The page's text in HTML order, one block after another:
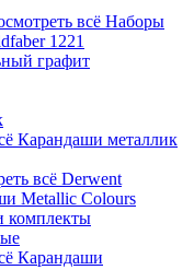
всё Наборы
1221
графит
Карандаши металлик
всё Derwent
Metallic Colours
комплекты
Карандаши